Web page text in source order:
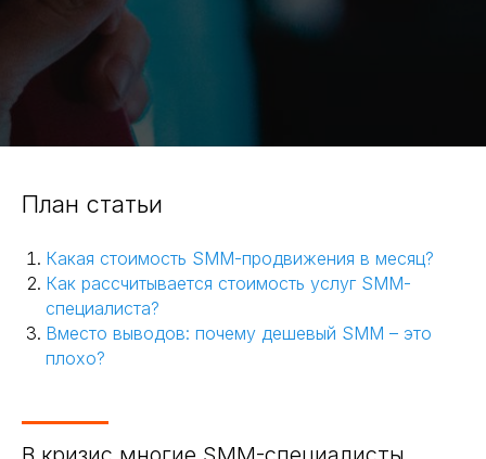
План статьи
Какая стоимость SMM-продвижения в месяц?
Как рассчитывается стоимость услуг SMM-
специалиста?
Вместо выводов: почему дешевый SMM – это
плохо?